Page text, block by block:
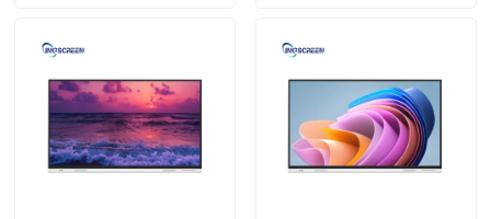
เกี่ยวกับเรา
ทัวร์โรงงาน